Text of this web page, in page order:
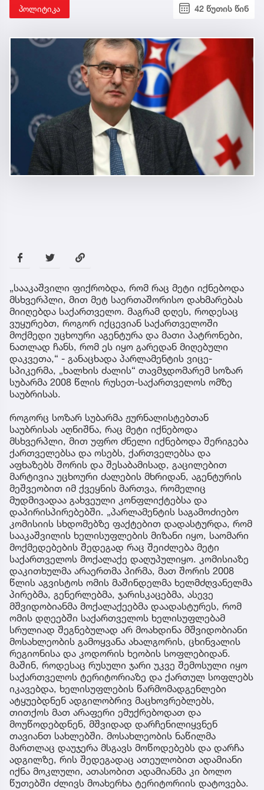
პოლიტიკა 42 წუთის წინ
„სააკაშვილი ფიქრობდა, რომ რაც მეტი იქნებოდა
მსხვერპლი, მით მეტ საერთაშორისო დახმარებას
მიიღებდა საქართველო. მაგრამ დღეს, როდესაც
ვუყურებთ, როგორ იქცევიან საქართველოში
მოქმედი უცხოური აგენტურა და მათი პატრონები,
ნათლად ჩანს, რომ ეს იყო გარედან მიღებული
დაკვეთა,“ - განაცხადა პარლამენტის ვიცე-
სპიკერმა, „ხალხის ძალის“ თავმჯდომარემ სოზარ
სუბარმა 2008 წლის რუსეთ-საქართველოს ომზე
საუბრისას.
როგორც სოზარ სუბარმა ჟურნალისტებთან
საუბრისას აღნიშნა, რაც მეტი იქნებოდა
მსხვერპლი, მით უფრო ძნელი იქნებოდა შერიგება
ქართველებსა და ოსებს, ქართველებსა და
აფხაზებს შორის და შესაბამისად, გაცილებით
მარტივია უცხოური ძალების მხრიდან, აგენტურის
მეშვეობით იმ ქვეყნის მართვა, რომელიც
მუდმივადაა გახვეული კონფლიქტებსა და
დაპირისპირებებში. „პარლამენტის საგამოძიებო
კომისიის სხდომებზე ფაქტებით დადასტურდა, რომ
სააკაშვილის ხელისუფლების მიზანი იყო, საომარი
მოქმედებების შედეგად რაც შეიძლება მეტი
საქართველოს მოქალაქე დაღუპულიყო. კომისიაზე
დაკითხულმა არაერთმა პირმა, მათ შორის 2008
წლის აგვისტოს ომის მაშინდელმა ხელმძღვანელმა
პირებმა, გენერლებმა, ჯარისკაცებმა, ასევე
მშვიდობიანმა მოქალაქეებმა დაადასტურეს, რომ
ომის დღეებში საქართველოს ხელისუფლებამ
სრულიად შეგნებულად არ მოახდინა მშვიდობიანი
მოსახლეობის გამოყვანა ახალგორის, ცხინვალის
რეგიონისა და კოდორის ხეობის სოფლებიდან.
მაშინ, როდესაც რუსული ჯარი უკვე შემოსული იყო
საქართველოს ტერიტორიაზე და ქართულ სოფლებს
იკავებდა, ხელისუფლების წარმომადგენლები
ატყუებდნენ ადგილობრივ მაცხოვრებლებს,
თითქოს მათ არაფერი ემუქრებოდათ და
მოუწოდებდნენ, მშვიდად დარჩენილიყვნენ
თავიანთ სახლებში. მოსახლეობის ნაწილმა
მართლაც დაუჯერა მსგავს მოწოდებებს და დარჩა
ადგილზე, რის შედეგადაც ათეულობით ადამიანი
იქნა მოკლული, ათასობით ადამიანმა კი ბოლო
წუთებში ძლივს მოახერხა ტერიტორიის დატოვება.